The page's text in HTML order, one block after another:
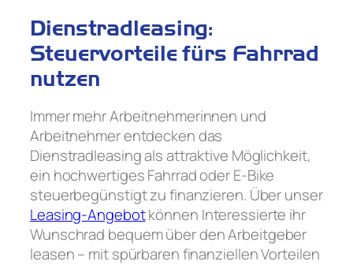
Dienstradleasing:
Steuervorteile fürs Fahrrad
nutzen
Immer mehr Arbeitnehmerinnen und
Arbeitnehmer entdecken das
Dienstradleasing als attraktive Möglichkeit,
ein hochwertiges Fahrrad oder E-Bike
steuerbegünstigt zu finanzieren. Über unser
Leasing-Angebotkönnen Interessierte ihr
Wunschrad bequem über den Arbeitgeber
leasen – mit spürbaren finanziellen Vorteilen